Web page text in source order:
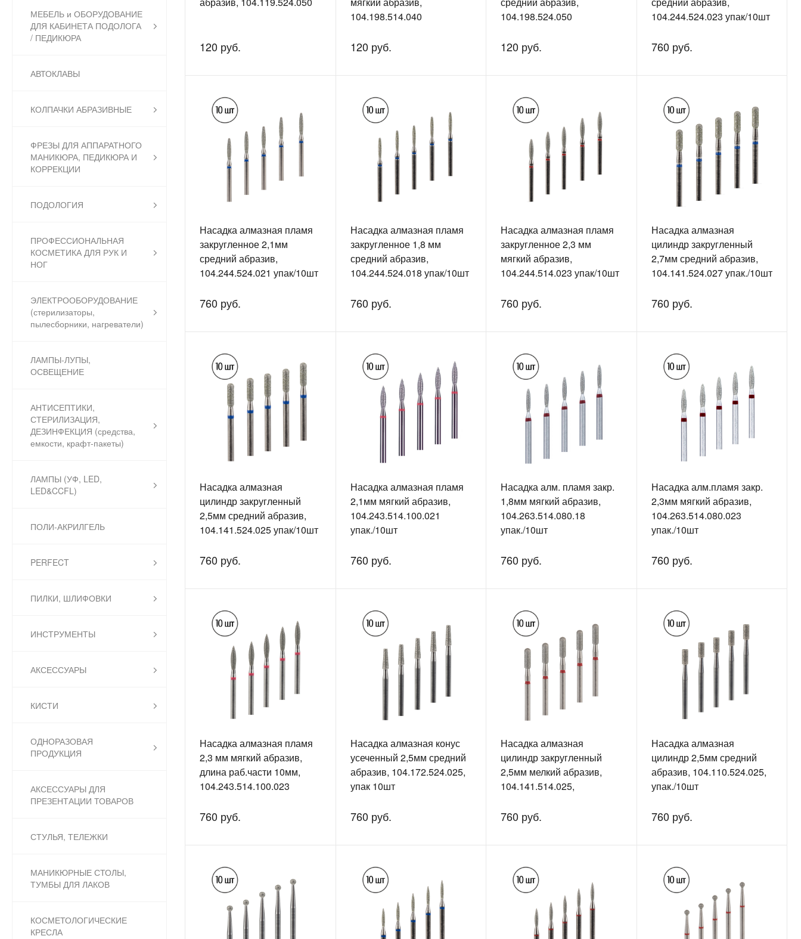
МЕБЕЛЬ и ОБОРУДОВАНИЕ
ДЛЯ КАБИНЕТА ПОДОЛОГА
/ ПЕДИКЮРА
АВТОКЛАВЫ
КОЛПАЧКИ АБРАЗИВНЫЕ
ФРЕЗЫ ДЛЯ АППАРАТНОГО
МАНИКЮРА, ПЕДИКЮРА И
КОРРЕКЦИИ
ПОДОЛОГИЯ
ПРОФЕССИОНАЛЬНАЯ
КОСМЕТИКА ДЛЯ РУК И
НОГ
ЭЛЕКТРООБОРУДОВАНИЕ
(стерилизаторы,
пылесборники, нагреватели)
ЛАМПЫ-ЛУПЫ,
ОСВЕЩЕНИЕ
АНТИСЕПТИКИ,
СТЕРИЛИЗАЦИЯ,
ДЕЗИНФЕКЦИЯ (средства,
емкости, крафт-пакеты)
ЛАМПЫ (УФ, LED,
LED&CCFL)
ПОЛИ-АКРИЛГЕЛЬ
PERFECT
ПИЛКИ, ШЛИФОВКИ
ИНСТРУМЕНТЫ
АКСЕССУАРЫ
КИСТИ
ОДНОРАЗОВАЯ
ПРОДУКЦИЯ
АКСЕССУАРЫ ДЛЯ
ПРЕЗЕНТАЦИИ ТОВАРОВ
СТУЛЬЯ, ТЕЛЕЖКИ
МАНИКЮРНЫЕ СТОЛЫ,
ТУМБЫ ДЛЯ ЛАКОВ
КОСМЕТОЛОГИЧЕСКИЕ
КРЕСЛА
120 руб.
104.198.514.040
120 руб.
104.198.524.050
120 руб.
104.244.524.023 упак/10шт
760 руб.
Насадка алмазная пламя
закругленное 2,1мм
средний абразив,
104.244.524.021 упак/10шт
760 руб.
Насадка алмазная пламя
закругленное 1,8 мм
средний абразив,
104.244.524.018 упак/10шт
760 руб.
Насадка алмазная пламя
закругленное 2,3 мм
мягкий абразив,
104.244.514.023 упак/10шт
760 руб.
Насадка алмазная
цилиндр закругленный
2,7мм средний абразив,
104.141.524.027 упак./10шт
760 руб.
Насадка алмазная
цилиндр закругленный
2,5мм средний абразив,
104.141.524.025 упак/10шт
760 руб.
Насадка алмазная пламя
2,1мм мягкий абразив,
104.243.514.100.021
упак./10шт
760 руб.
Насадка алм. пламя закр.
1,8мм мягкий абразив,
104.263.514.080.18
упак./10шт
760 руб.
Насадка алм.пламя закр.
2,3мм мягкий абразив,
104.263.514.080.023
упак./10шт
760 руб.
Насадка алмазная пламя
2,3 мм мягкий абразив,
длина раб.части 10мм,
104.243.514.100.023
760 руб.
Насадка алмазная конус
усеченный 2,5мм средний
абразив, 104.172.524.025,
упак 10шт
760 руб.
Насадка алмазная
цилиндр закругленный
2,5мм мелкий абразив,
104.141.514.025,
760 руб.
Насадка алмазная
цилиндр 2,5мм средний
абразив, 104.110.524.025,
упак./10шт
760 руб.